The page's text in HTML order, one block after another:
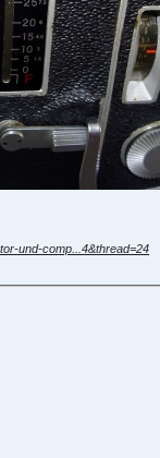
und-comp...4&thread=24